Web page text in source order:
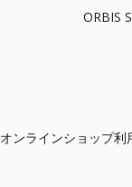
ORBIS
オンラインショップ利